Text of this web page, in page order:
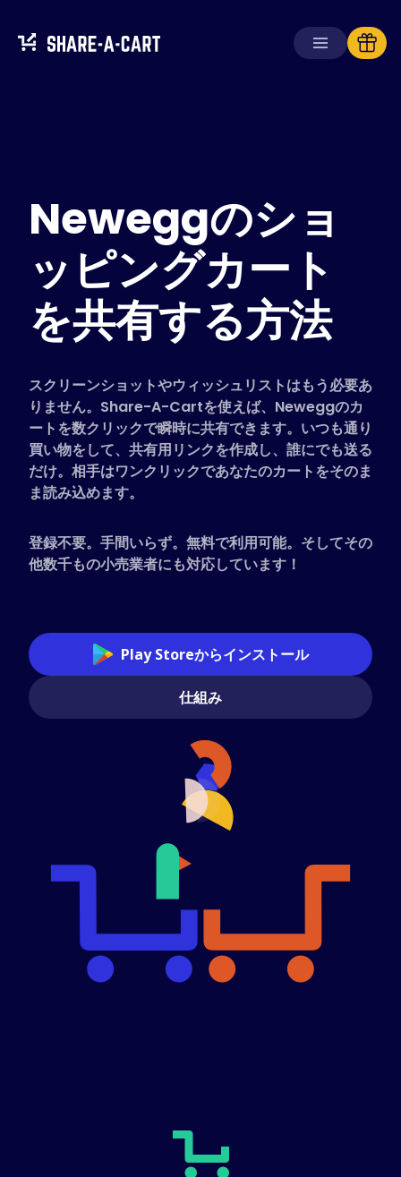
ソリューション
消費者向け
学校向け
企業向け
Plus+ を入手
対応ストア
よくある質問
ハウツーガイド
日本語 (Japanese)
Neweggのショ
ッピングカート
を共有する方法
スクリーンショットやウィッシュリストはもう必要あ
りません。Share-A-Cartを使えば、Neweggのカ
ートを数クリックで瞬時に共有できます。いつも通り
買い物をして、共有用リンクを作成し、誰にでも送る
だけ。相手はワンクリックであなたのカートをそのま
ま読み込めます。
登録不要。手間いらず。無料で利用可能。そしてその
他数千もの小売業者にも対応しています！
Play Storeからインストール
仕組み